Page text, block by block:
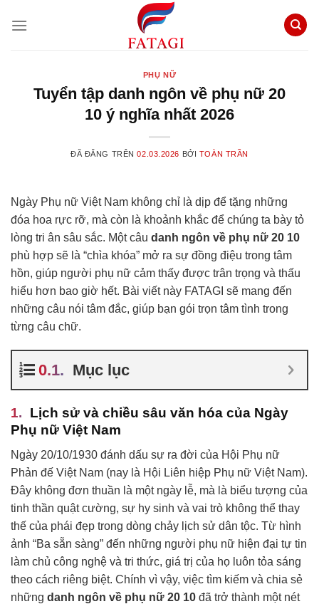
đến
PHỤ NỮ
Tuyển tập danh ngôn về phụ nữ 20
10 ý nghĩa nhất 2026
ĐÃ ĐĂNG TRÊN02.03.2026 BỞI TOÀN TRẦN
Ngày Phụ nữ Việt Nam không chỉ là dịp để tặng những
đóa hoa rực rỡ, mà còn là khoảnh khắc để chúng ta bày tỏ
lòng tri ân sâu sắc. Một câu danh ngôn về phụ nữ 20 10
phù hợp sẽ là “chìa khóa” mở ra sự đồng điệu trong tâm
hồn, giúp người phụ nữ cảm thấy được trân trọng và thấu
hiểu hơn bao giờ hết. Bài viết này FATAGI sẽ mang đến
những câu nói tâm đắc, giúp bạn gói trọn tâm tình trong
từng câu chữ.
Mục lục
Lịch sử và chiều sâu văn hóa của Ngày
Phụ nữ Việt Nam
Ngày 20/10/1930 đánh dấu sự ra đời của Hội Phụ nữ
Phản đế Việt Nam (nay là Hội Liên hiệp Phụ nữ Việt Nam).
Đây không đơn thuần là một ngày lễ, mà là biểu tượng của
tinh thần quật cường, sự hy sinh và vai trò không thể thay
thế của phái đẹp trong dòng chảy lịch sử dân tộc. Từ hình
ảnh “Ba sẵn sàng” đến những người phụ nữ hiện đại tự tin
làm chủ công nghệ và tri thức, giá trị của họ luôn tỏa sáng
theo cách riêng biệt. Chính vì vậy, việc tìm kiếm và chia sẻ
những danh ngôn về phụ nữ 20 10 đã trở thành một nét